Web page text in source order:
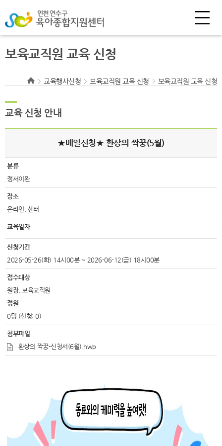
보육교직원 교육 신청
교육행사신청 보육교직원 교육 신청 보육교직원 교육 신청
교육 신청 안내
★메일신청★ 환상의 짝꿍(5월)
분류
정서이완
장소
온라인, 센터
교육일자
신청기간
2026-05-26(화) 14시00분 ~ 2026-06-12(금) 18시00분
접수대상
원장, 보육교직원
정원
0명 (신청: 0)
첨부파일
환상의 짝꿍-신청서(6월).hwp